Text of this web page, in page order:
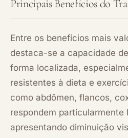
Principais Benefícios do
Entre os benefícios mais
destaca-se a capacidade
forma localizada,
resistentes à dieta e
como abdômen, flancos,
respondem particularmente
apresentando diminuição